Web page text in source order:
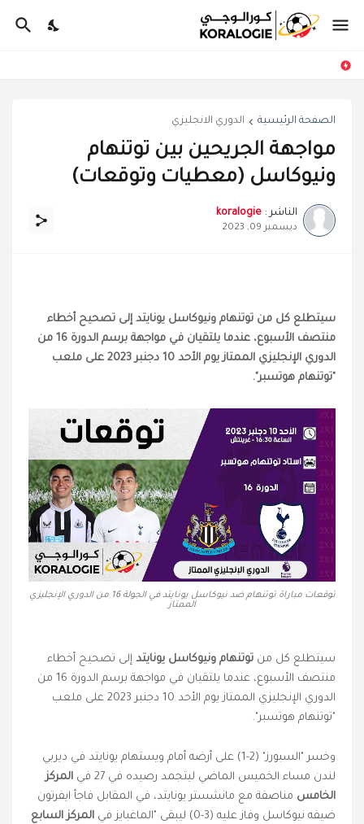
الصفحة الرئيسية الدوري الانجليزي
مواجهة الجريحين بين توتنهام
ونيوكاسل (معطيات وتوقعات)
الناشر : koralogie
ديسمبر 09, 2023
سيتطلع كل من توتنهام ونيوكاسل يونايتد إلى تصحيح أخطاء
منتصف الأسبوع،
عندما يلتقيان في مواجهة برسم الدورة 16 من
الدوري الإنجليزي الممتاز يوم الأحد 10 دجنبر 2023 على ملعب
"توتنهام هوتسبر".
توقعات مباراة توتنهام ضد نيوكاسل يونايتد في الجولة 16 من الدوري الإنجليزي
الممتاز
سيتطلع كل من توتنهام ونيوكاسل يونايتد إلى تصحيح أخطاء
منتصف الأسبوع،
عندما يلتقيان في مواجهة برسم الدورة 16 من
الدوري الإنجليزي الممتاز يوم الأحد 10 دجنبر 2023 على ملعب
"توتنهام هوتسبر".
وخسر "السبورز" (2-1) على أرضه أمام ويستهام يونايتد في ديربي
لندن مساء الخميس الماضي ليتجمد رصيده في 27 في
المركز
الخامس مناصفة مع مانشستر يونايتد، في المقابل فاجأ ايفرتون
ضيفه نيوكاسل وفاز عليه (3-0) ليبقى "الماغبايز في
المركز السابع